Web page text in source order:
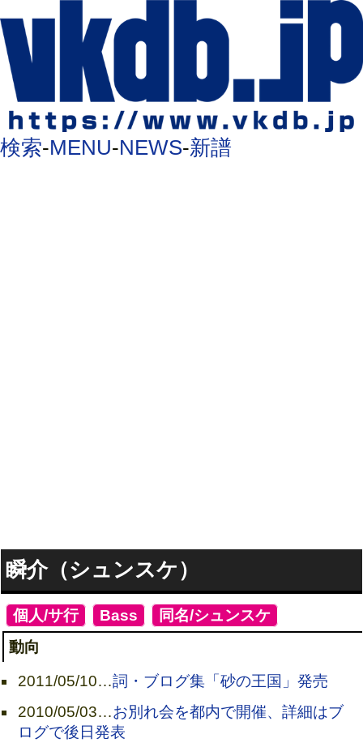
検索-MENU-NEWS-新譜
瞬介（シュンスケ）
個人/サ行] Bass 同名/シュンスケ
動向
2011/05/10…詞・ブログ集「砂の王国」発売
2010/05/03…お別れ会を都内で開催、詳細はブ
ログで後日発表